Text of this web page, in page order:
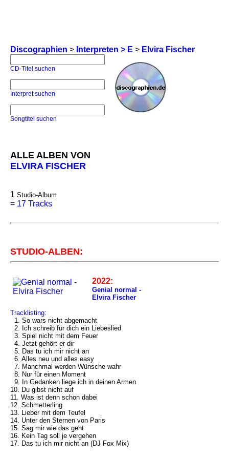
Discographien > Interpreten > E > Elvira Fischer
CD-Titel suchen
Interpret suchen
Songtitel suchen
ALLE ALBEN VON
ELVIRA FISCHER
1 Studio-Album
= 17 Tracks
STUDIO-ALBEN:
2022:
Genial normal -
Elvira Fischer
Tracklisting:
1. So wars nicht abgemacht
2. Ich schreib für dich ein Liebeslied
3. Spiel nicht mit dem Feuer
4. Jetzt gehört er dir
5. Das tu ich mir nicht an
6. Alles neu und alles easy
7. Manchmal werden Wünsche wahr
8. Nur für einen Moment
9. In Gedanken liege ich in deinen Armen
10. Du gibst nicht auf
11. Was ist denn schon dabei
12. Schmetterling
13. Lieber mit dem Teufel
14. Unter den Sternen von Paris
15. Sag mir wie das geht
16. Kein Tag soll je vergehen
17. Das tu ich mir nicht an (DJ Fox Mix)